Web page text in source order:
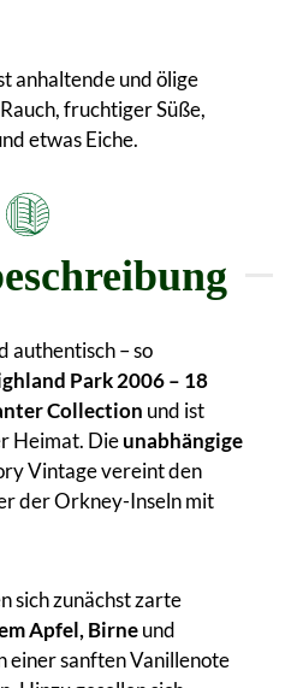
anhaltende und ölige
fruchtiger Süße,
etwas Eiche.
authentisch – so
Park 2006 – 18
Collection und ist
Heimat. Dieunabhängige
Vintage vereint den
der Orkney-Inseln mit
sich zunächst zarte
Apfel, Birneund
einer sanften Vanillenote